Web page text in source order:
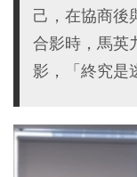
己，在協商後
合影時，馬英
影，「終究是